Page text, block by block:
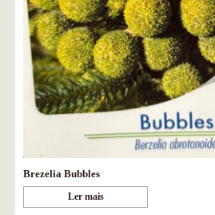
Brezelia Bubbles
Ler mais